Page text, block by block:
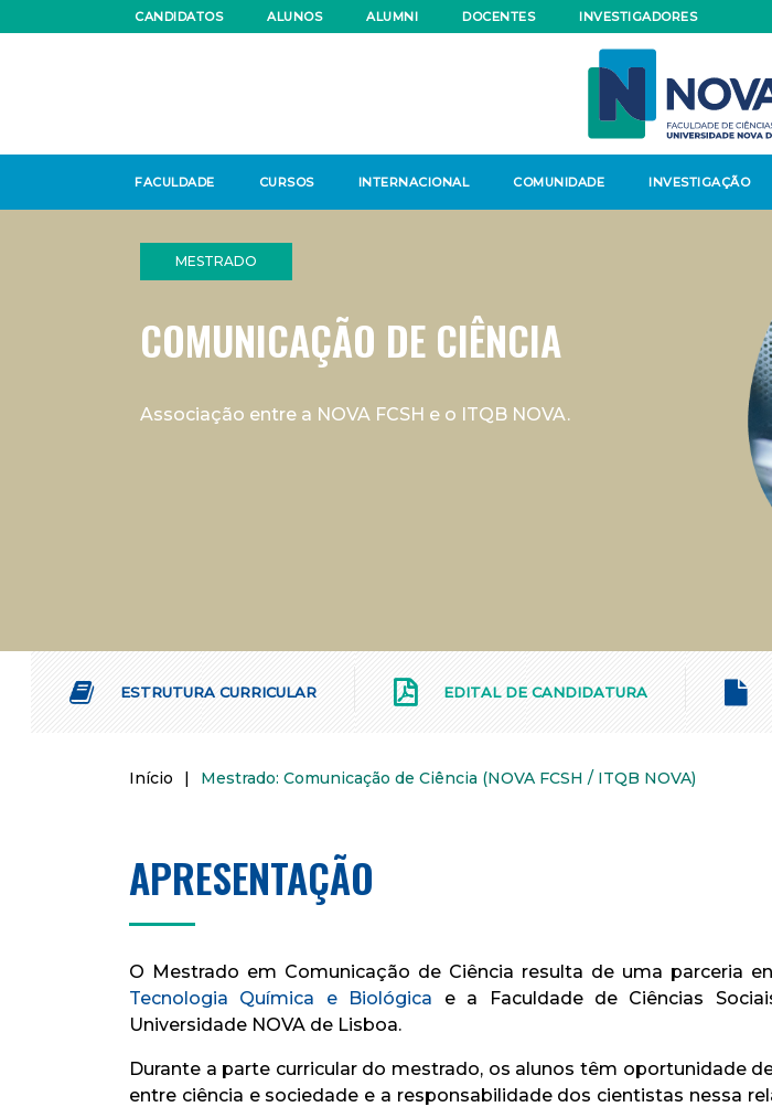
CANDIDATOS ALUNOS ALUMNI DOCENTES INVESTIGADORES
FACULDADE CURSOS INTERNACIONAL COMUNIDADE INVESTIGAÇÃO
MESTRADO
COMUNICAÇÃO DE CIÊNCIA
Associação entre a NOVA FCSH e o ITQB NOVA.
EDITAL DE CANDIDATURA
ESTRUTURA CURRICULAR
Início | Mestrado: Comunicação de Ciência (NOVA FCSH / ITQB NOVA)
APRESENTAÇÃO
O Mestrado em Comunicação de Ciência resulta de uma parceria
Tecnologia Química e Biológica e a Faculdade de Ciências
Universidade NOVA de Lisboa.
Durante a parte curricular do mestrado, os alunos têm oportunidade
entre ciência e sociedade e a responsabilidade dos cientistas nessa